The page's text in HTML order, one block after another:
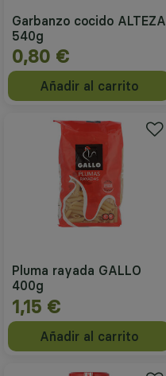
Garbanzo cocido ALTEZA
540g
0,80 €
Añadir al carrito
Pluma rayada GALLO
400g
1,15 €
Añadir al carrito